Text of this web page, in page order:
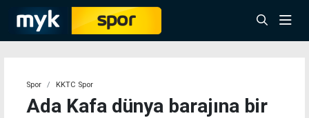
Spor KKTC Spor
Ada Kafa dünya barajına bir